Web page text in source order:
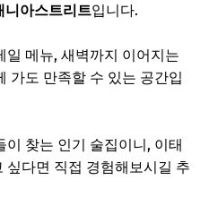
니아스트리트입니다.
일 메뉴, 새벽까지 이어지는
가도 만족할 수 있는 공간입
찾는 인기 술집이니, 이태
싶다면 직접 경험해보시길 추